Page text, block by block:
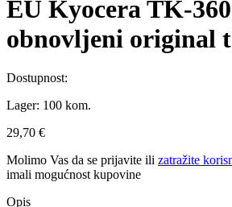
EU Kyocera TK-
obnovljeni original
Dostupnost:
Lager: 100 kom.
29,70 €
Molimo Vas da se prijavite ili zatražite
imali mogućnost kupovine
Opis